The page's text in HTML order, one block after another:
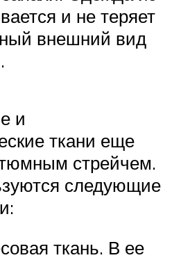
и не теряет
внешний вид
и
ткани еще
стрейчем.
следующие
ткань. В ее